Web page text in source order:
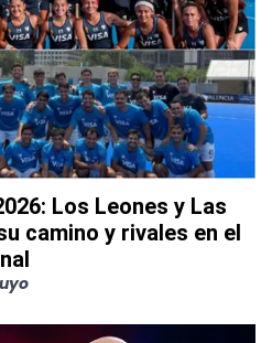
Los Leones y Las
camino y rivales en el